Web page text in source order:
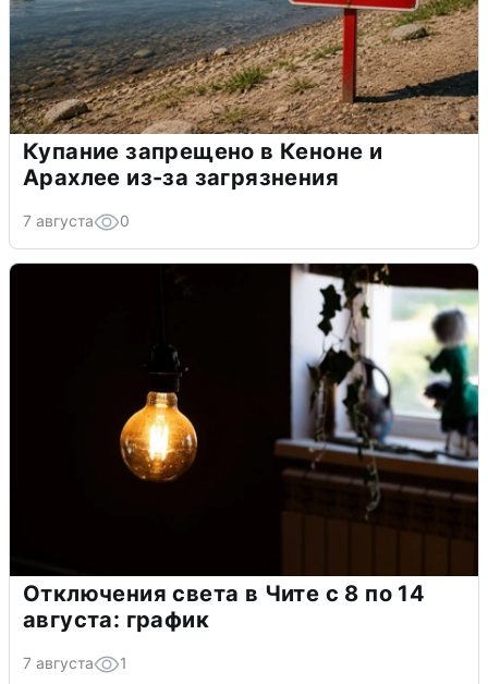
Купание запрещено в Кеноне и
Арахлее из-за загрязнения
7 августа 0
Отключения света в Чите с 8 по 14
августа: график
7 августа 1